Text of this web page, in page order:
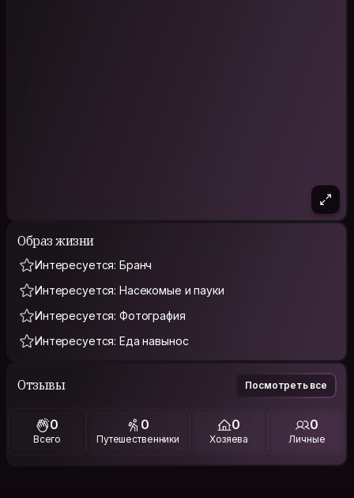
Образ жизни
Интересуется: Бранч
Интересуется: Насекомые и пауки
Интересуется: Фотография
Интересуется: Еда навынос
Отзывы Посмотреть все
0
Всего
0
Путешественники
0
Хозяева
0
Личные